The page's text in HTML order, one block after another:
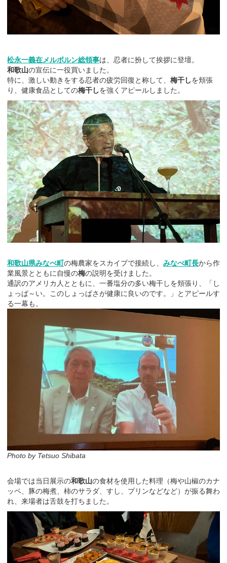
松永一義在メルボルン総領事は、忍者に扮して挨拶に登壇。
和歌山の宣伝に一役買いました。
特に、激しい動きをする忍者の疲労回復と称して、 梅干しを頬張
り、健康食品としての梅干しを強くアピールしました。
和歌山県みなべ町の梅農家をスカイプで接続し、 みなべ町長から作
業風景とともに自慢の梅の説明を受けました。
通訳のアメリカ人とともに、一番塩分の多い梅干しを頬張り、「し
ょっぱ～い。このしょっぱさが健康に良いのです。」とアピールす
る一幕も。
Photo by Tetsuo Shibata
会場では当日展示の和歌山の食材を使用した料理（梅や山椒のカナ
ッペ、豚の梅煮、柿のサラダ、すし、プリンなどなど）が振る舞わ
れ、来場者は舌鼓を打ちました。